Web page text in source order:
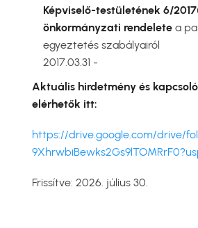
Képviselő-testületének 6/
önkormányzati rendelete a
egyeztetés szabályairól
2017.03.31 -
Aktuális hirdetmény és
elérhetők itt:
https://drive.google.com/drive/
Frissítve: 2026. július 30.